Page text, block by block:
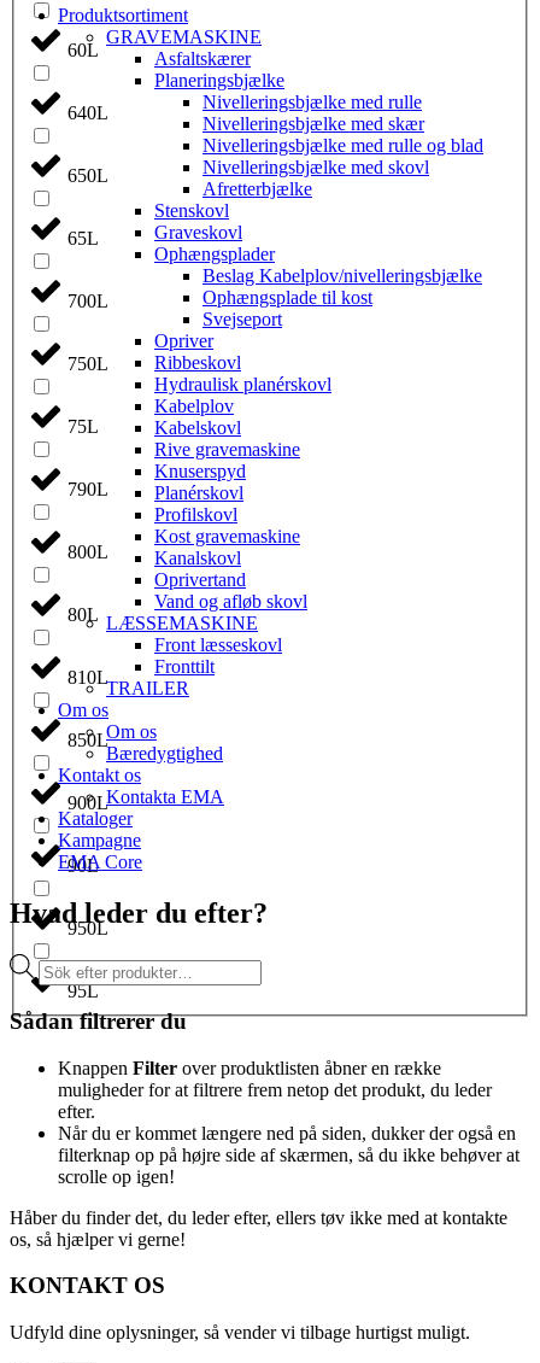
60L
640L
650L
65L
700L
750L
75L
790L
800L
80L
810L
850L
900L
90L
950L
95L
Produktsortiment
GRAVEMASKINE
Asfaltskærer
Planeringsbjælke
Nivelleringsbjælke med rulle
Nivelleringsbjælke med skær
Nivelleringsbjælke med rulle og blad
Nivelleringsbjælke med skovl
Afretterbjælke
Stenskovl
Graveskovl
Ophængsplader
Beslag Kabelplov/nivelleringsbjælke
Ophængsplade til kost
Svejseport
Opriver
Ribbeskovl
Hydraulisk planérskovl
Kabelplov
Kabelskovl
Rive gravemaskine
Knuserspyd
Planérskovl
Profilskovl
Kost gravemaskine
Kanalskovl
Oprivertand
Vand og afløb skovl
LÆSSEMASKINE
Front læsseskovl
Fronttilt
TRAILER
Om os
Om os
Bæredygtighed
Kontakt os
Kontakta EMA
Kataloger
Kampagne
EMA Core
Hvad leder du efter?
Products
search
Sådan filtrerer du
Knappen Filter over produktlisten åbner en række
muligheder for at filtrere frem netop det produkt, du leder
efter.
Når du er kommet længere ned på siden, dukker der også en
filterknap op på højre side af skærmen, så du ikke behøver at
scrolle op igen!
Håber du finder det, du leder efter, ellers tøv ikke med at kontakte
os, så hjælper vi gerne!
KONTAKT OS
Udfyld dine oplysninger, så vender vi tilbage hurtigst muligt.